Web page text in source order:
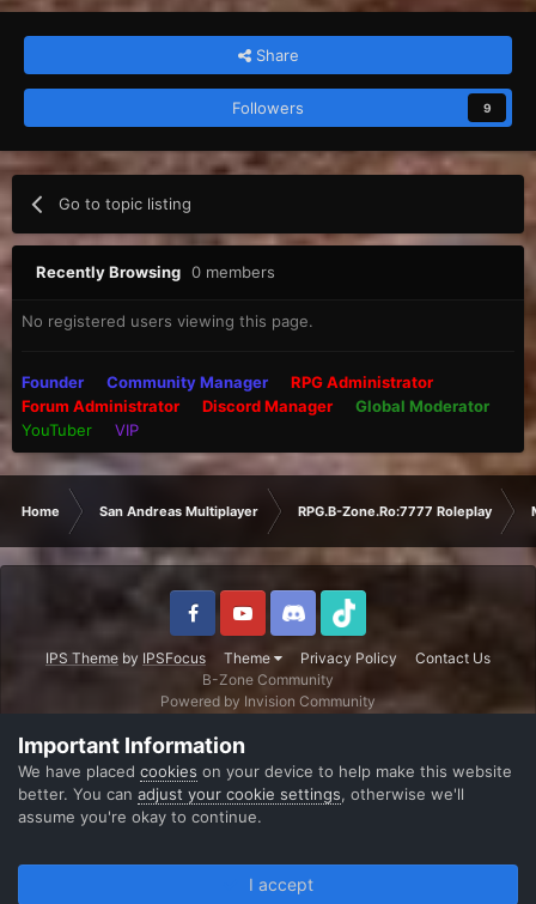
Share
Followers 9
Go to topic listing
Recently Browsing 0 members
No registered users viewing this page.
Founder Community Manager
RPG Administrator
Forum Administrator
Discord Manager
Global Moderator
YouTuber
VIP
Home San Andreas Multiplayer RPG.B-Zone.Ro:7777 Roleplay
IPS Theme by IPSFocus Theme Privacy Policy
Contact Us
B-Zone Community
Powered by Invision Community
Important Information
We have placed cookies on your device to help make this website
better. You can adjust your cookie settings, otherwise we'll
assume you're okay to continue.
I accept